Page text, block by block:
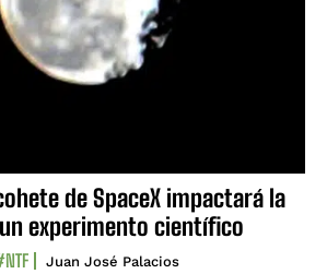
de SpaceX impactará la
experimento científico
Juan José Palacios